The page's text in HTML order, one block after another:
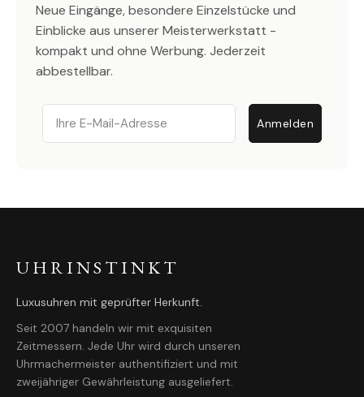
Neue Eingänge, besondere Einzelstücke und
Einblicke aus unserer Meisterwerkstatt -
kompakt und ohne Werbung. Jederzeit
abbestellbar.
Email
Anmelden
UHRINSTINKT
Luxusuhren mit geprüfter Herkunft.
Seit 2007 handeln wir mit exquisiten
Zeitmessern. Jede Uhr wird durch unseren
Uhrmachermeister authentifiziert und mit
zweijähriger Gewährleistung ausgeliefert.